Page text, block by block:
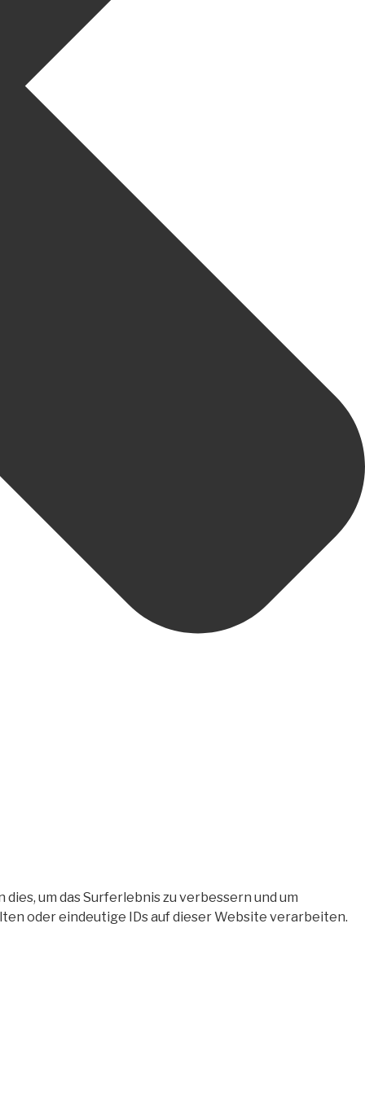
um das Surferlebnis zu verbessern und um
oder eindeutige IDs auf dieser Website verarbeiten.